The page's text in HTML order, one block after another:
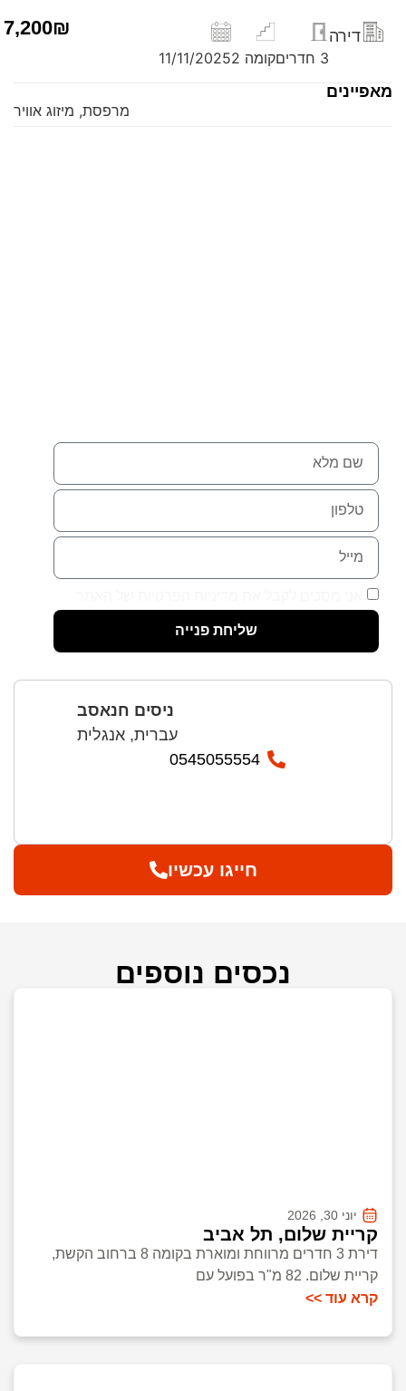
דירה
3 חדרים קומה 2 11/11/2025
7,200₪
מאפיינים
מרפסת, מיזוג אוויר
שליחת פנייה
ניסים חנאסב
עברית, אנגלית
0545055554
חייגו עכשיו
נכסים נוספים
יוני 30, 2026
קריית שלום, תל אביב
דירת 3 חדרים מרווחת ומוארת בקומה 8 ברחוב הקשת,
קריית שלום. 82 מ"ר בפועל עם
קרא עוד >>